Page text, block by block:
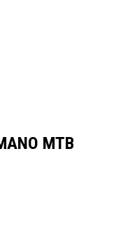
MTB